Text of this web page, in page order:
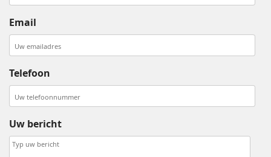
Email
Telefoon
Uw bericht